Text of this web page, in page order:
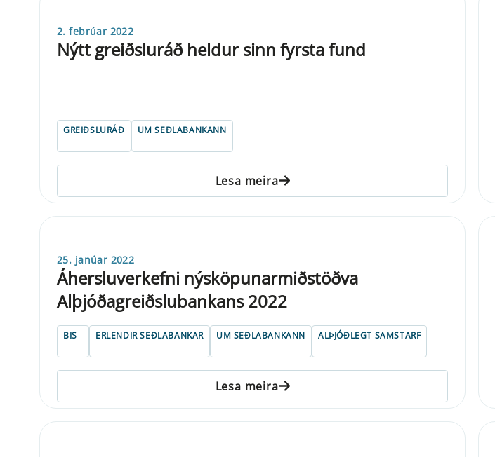
2. febrúar 2022
Nýtt greiðsluráð heldur sinn fyrsta fund
GREIÐSLURÁÐ UM SEÐLABANKANN
Lesa meira
25. janúar 2022
Áhersluverkefni nýsköpunarmiðstöðva
Alþjóðagreiðslubankans 2022
BIS ERLENDIR SEÐLABANKAR UM SEÐLABANKANN ALÞJÓÐLEGT SAMSTARF
Lesa meira